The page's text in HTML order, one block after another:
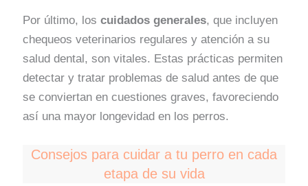
Por último, loscuidados generales, que incluyen
chequeos veterinarios regulares y atención a su
salud dental, son vitales. Estas prácticas permiten
detectar y tratar problemas de salud antes de que
se conviertan en cuestiones graves, favoreciendo
así una mayor longevidad en los perros.
Consejos para cuidar a tu perro en cada
etapa de su vida